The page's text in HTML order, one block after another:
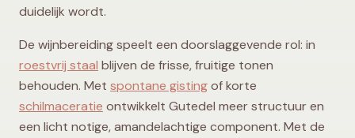
duidelijk wordt.
De wijnbereiding speelt een doorslaggevende rol: in
roestvrij staal blijven de frisse, fruitige tonen
behouden. Met spontane gistingof korte
schilmaceratie ontwikkelt Gutedel meer structuur en
een licht notige, amandelachtige component. Met de